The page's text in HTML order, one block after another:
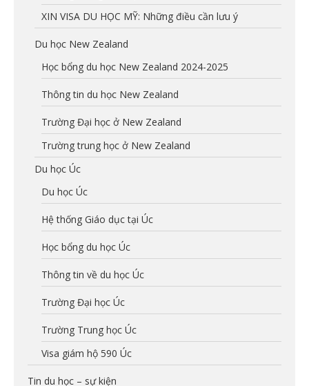
XIN VISA DU HỌC MỸ: Những điều cần lưu ý
Du học New Zealand
Học bổng du học New Zealand 2024-2025
Thông tin du học New Zealand
Trường Đại học ở New Zealand
Trường trung học ở New Zealand
Du học Úc
Du học Úc
Hệ thống Giáo dục tại Úc
Học bổng du học Úc
Thông tin về du học Úc
Trường Đại học Úc
Trường Trung học Úc
Visa giám hộ 590 Úc
Tin du học – sự kiện